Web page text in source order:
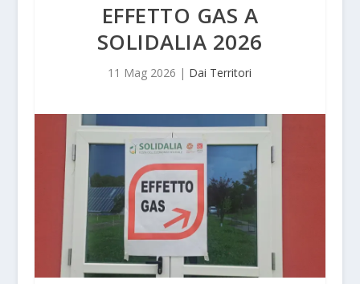
EFFETTO GAS A
SOLIDALIA 2026
11 Mag 2026 | Dai Territori